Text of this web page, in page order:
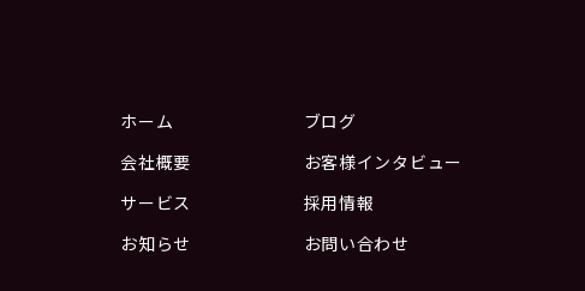
ホーム
会社概要
サービス
お知らせ
ブログ
お客様インタビュー
採用情報
お問い合わせ